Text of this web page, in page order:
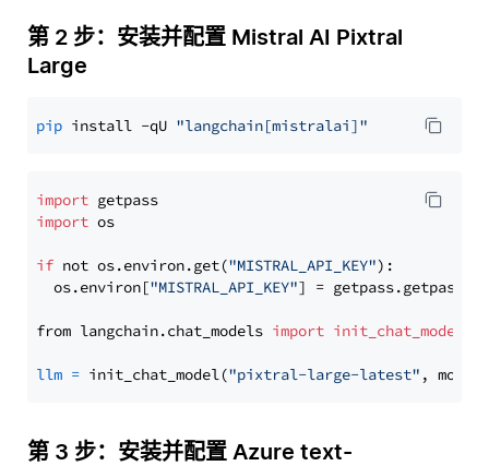
第 2 步：安装并配置 Mistral AI Pixtral
Large
pip install -qU "langchain[mistralai]"
import
import os
if not os.environ.get("MISTRAL_API_KEY"):
  os.environ[
"MISTRAL_API_KEY"] = getpass.getpass(
from langchain.chat_models import init_chat_model
llm = init_chat_model("pixtral-large-latest" ,
第 3 步：安装并配置 Azure text-